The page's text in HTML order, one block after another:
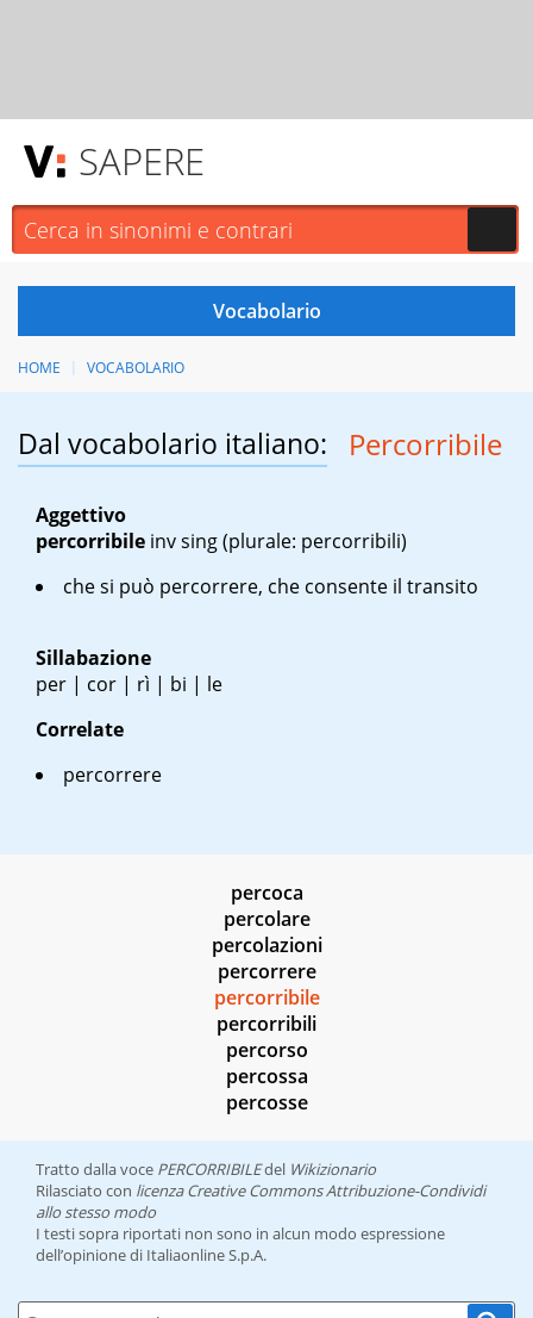
SAPERE
HOME VOCABOLARIO
Dal vocabolario italiano: Percorribile
Aggettivo
percorribile inv sing(plurale: percorribili)
che si può percorrere, che consente il transito
Sillabazione
per | cor | rì | bi | le
Correlate
percorrere
percoca
percolare
percolazioni
percorrere
percorribile
percorribili
percorso
percossa
percosse
Tratto dalla voce PERCORRIBILEdel Wikizionario
Rilasciato con licenza Creative Commons Attribuzione-Condividi
allo stesso modo
I testi sopra riportati non sono in alcun modo espressione
dell’opinione di Italiaonline S.p.A.